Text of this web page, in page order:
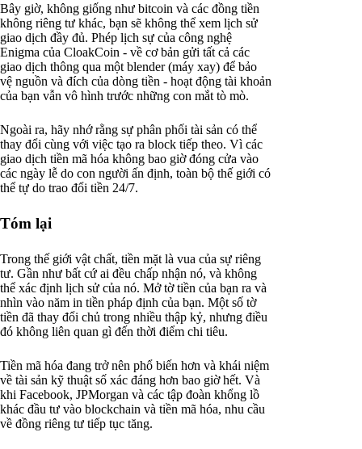
Bây giờ, không giống như bitcoin và các đồng tiền
không riêng tư khác, bạn sẽ không thể xem lịch sử
giao dịch đầy đủ. Phép lịch sự của công nghệ
Enigma của CloakCoin - về cơ bản gửi tất cả các
giao dịch thông qua một blender (máy xay) để bảo
vệ nguồn và đích của dòng tiền - hoạt động tài khoản
của bạn vẫn vô hình trước những con mắt tò mò.
Ngoài ra, hãy nhớ rằng sự phân phối tài sản có thể
thay đổi cùng với việc tạo ra block tiếp theo. Vì các
giao dịch tiền mã hóa không bao giờ đóng cửa vào
các ngày lễ do con người ấn định, toàn bộ thế giới có
thể tự do trao đổi tiền 24/7.
Tóm lại
Trong thế giới vật chất, tiền mặt là vua của sự riêng
tư. Gần như bất cứ ai đều chấp nhận nó, và không
thể xác định lịch sử của nó. Mở tờ tiền của bạn ra và
nhìn vào năm in tiền pháp định của bạn. Một số tờ
tiền đã thay đổi chủ trong nhiều thập kỷ, nhưng điều
đó không liên quan gì đến thời điểm chi tiêu.
Tiền mã hóa đang trở nên phổ biến hơn và khái niệm
về tài sản kỹ thuật số xác đáng hơn bao giờ hết. Và
khi Facebook, JPMorgan và các tập đoàn khổng lồ
khác đầu tư vào blockchain và tiền mã hóa, nhu cầu
về đồng riêng tư tiếp tục tăng.